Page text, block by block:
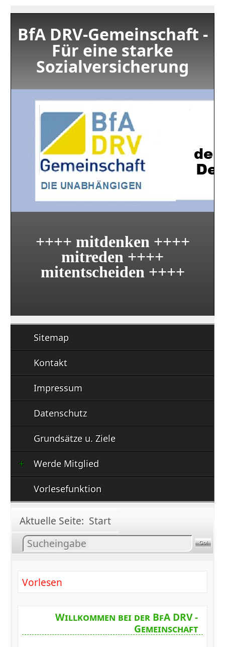
BfA DRV-Gemeinschaft -
Für eine starke
Sozialversicherung
++++ mitdenken ++++
mitreden ++++
mitentscheiden ++++
Sitemap
Kontakt
Impressum
Datenschutz
Grundsätze u. Ziele
Werde Mitglied
Vorlesefunktion
Aktuelle Seite: Start
Inhalt
suchen
Vorlesen
Willkommen bei der BfA DRV -
Gemeinschaft